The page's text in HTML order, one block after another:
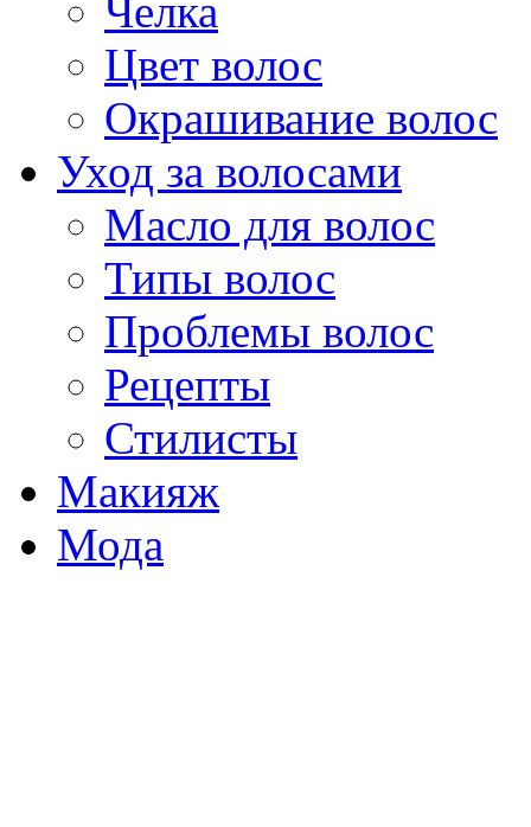
Челка
Цвет волос
Окрашивание волос
Уход за волосами
Масло для волос
Типы волос
Проблемы волос
Рецепты
Стилисты
Макияж
Мода